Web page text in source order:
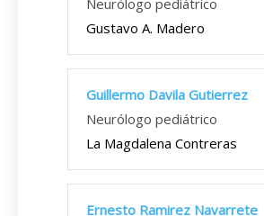
Neurólogo pediátrico
Gustavo A. Madero
Guillermo Davila Gutierrez
Neurólogo pediátrico
La Magdalena Contreras
Ernesto Ramirez Navarrete